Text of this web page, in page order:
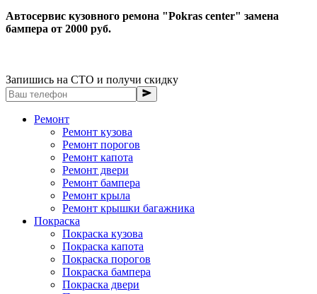
Автосервис кузовного ремона "Pokras center" замена
бампера от 2000 руб.
Запишись на СТО и получи скидку
Ремонт
Ремонт кузова
Ремонт порогов
Ремонт капота
Ремонт двери
Ремонт бампера
Ремонт крыла
Ремонт крышки багажника
Покраска
Покраска кузова
Покраска капота
Покраска порогов
Покраска бампера
Покраска двери